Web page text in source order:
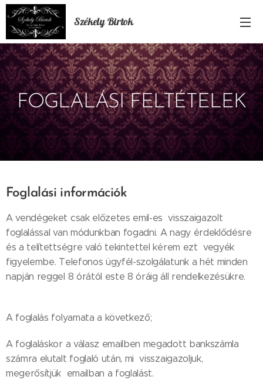
Székely Birtok
FOGLALÁSI FELTÉTELEK
Foglalási információk
A vendégeket csak előzetes emil-es visszaigazolt
foglalással van módunkban fogadni. A nagy érdeklődésre
és a telítettségre való tekintettel kérem ezt vegyék
figyelembe. Telefonos ügyfél-szolgálatunk a hét minden
napján reggel 8 órától este 8 óráig áll rendelkezésükre.
A foglalás folyamata a következő;
A foglaláskor a válasz emailben megadott bankszámla
számra elutalt foglaló után, mi visszaigazoljuk,
megerősítjük emailban a foglalást.